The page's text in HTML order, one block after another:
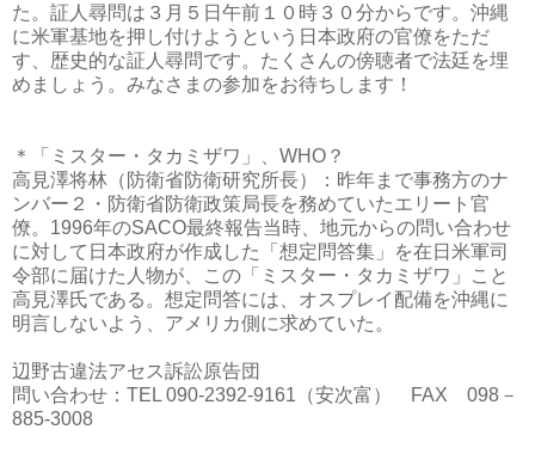
た。証人尋問は３月５日午前１０時３０分からです。沖縄
に米軍基地を押し付けようという日本政府の官僚をただ
す、歴史的な証人尋問です。たくさんの傍聴者で法廷を埋
めましょう。みなさまの参加をお待ちします！
＊「ミスター・タカミザワ」、WHO？
高見澤将林（防衛省防衛研究所長）：昨年まで事務方のナ
ンバー２・防衛省防衛政策局長を務めていたエリート官
僚。1996年のSACO最終報告当時、地元からの問い合わせ
に対して日本政府が作成した「想定問答集」を在日米軍司
令部に届けた人物が、この「ミスター・タカミザワ」こと
高見澤氏である。想定問答には、オスプレイ配備を沖縄に
明言しないよう、アメリカ側に求めていた。
辺野古違法アセス訴訟原告団
問い合わせ：TEL 090-2392-9161（安次富） FAX 098－
885-3008